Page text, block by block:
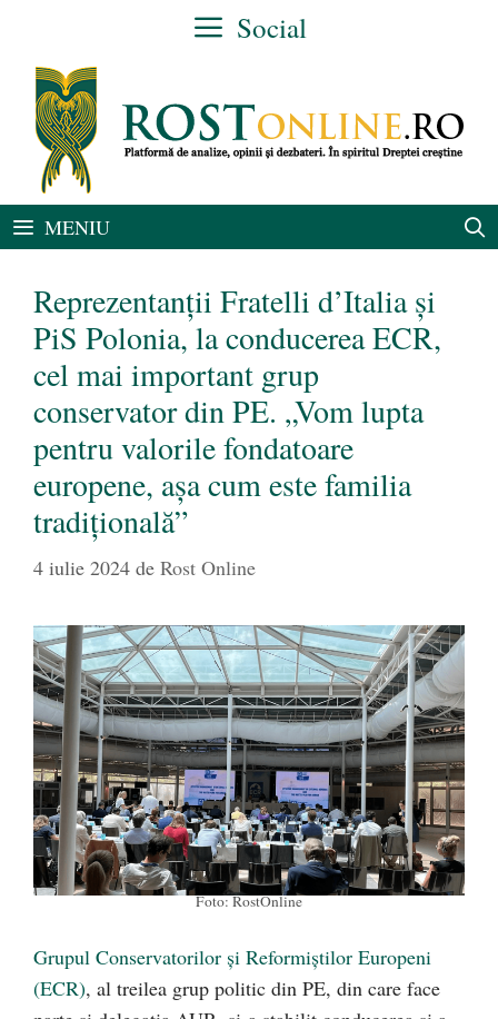
conținut
Social
MENIU
Reprezentanții Fratelli d’Italia și
PiS Polonia, la conducerea ECR,
cel mai important grup
conservator din PE. „Vom lupta
pentru valorile fondatoare
europene, așa cum este familia
tradițională”
4 iulie 2024 de Rost Online
Foto: RostOnline
Grupul Conservatorilor și Reformiștilor Europeni
(ECR), al treilea grup politic din PE, din care face